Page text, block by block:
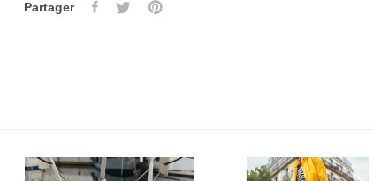
Partager